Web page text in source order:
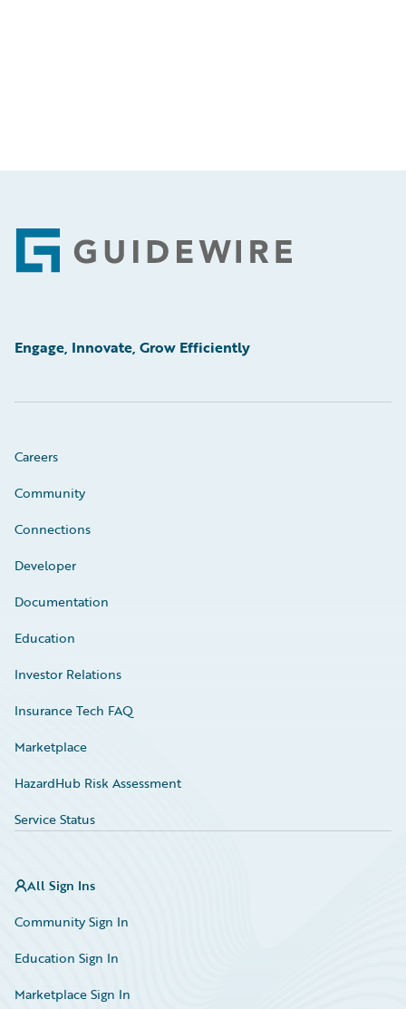
Footer
Engage, Innovate, Grow Efficiently
Careers
Community
Connections
Developer
Documentation
Education
Investor Relations
Insurance Tech FAQ
Marketplace
HazardHub Risk Assessment
Service Status
All Sign Ins
Community Sign In
Education Sign In
Marketplace Sign In